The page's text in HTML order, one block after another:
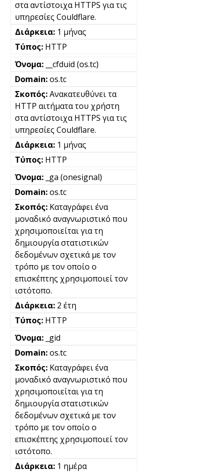
στα αντίστοιχα HTTPS για τις
υπηρεσίες Couldflare.
1 μήνας
HTTP
__cfduid (os.tc)
os.tc
Ανακατευθύνει τα
HTTP αιτήματα του χρήστη
στα αντίστοιχα HTTPS για τις
υπηρεσίες Couldflare.
1 μήνας
HTTP
_ga (onesignal)
os.tc
Καταγράφει ένα
μοναδικό αναγνωριστικό που
χρησιμοποιείται για τη
δημιουργία στατιστικών
δεδομένων σχετικά με τον
τρόπο με τον οποίο ο
επισκέπτης χρησιμοποιεί τον
ιστότοπο.
2 έτη
HTTP
_gid
os.tc
Καταγράφει ένα
μοναδικό αναγνωριστικό που
χρησιμοποιείται για τη
δημιουργία στατιστικών
δεδομένων σχετικά με τον
τρόπο με τον οποίο ο
επισκέπτης χρησιμοποιεί τον
ιστότοπο.
1 ημέρα